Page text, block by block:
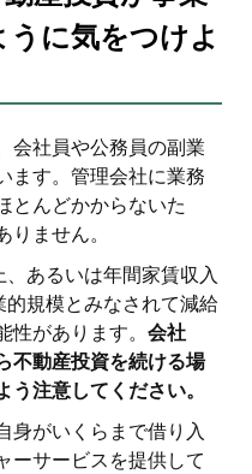
に気をつけよ
会社員や公務員の副業
ます。管理会社に業務
とんどかからないた
ません。
あるいは年間家賃収入
規模とみなされて減給
があります。 会社
不動産投資を続ける場
注意してください。
身がいくらまで借り入
ーサービスを提供して